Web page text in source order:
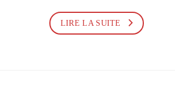
LIRE LA SUITE